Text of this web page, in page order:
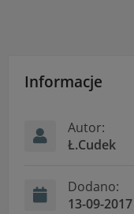
Informacje
Autor:
Ł.Cudek
Dodano:
13-09-2017